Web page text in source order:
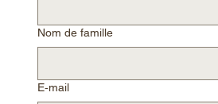
Nom de famille
E‑mail